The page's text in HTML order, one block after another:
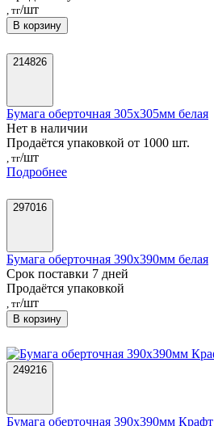
, тг/шт
В корзину
214826
Бумага оберточная 305х305мм белая
Нет в наличии
Продаётся упаковкой от 1000 шт.
, тг/шт
Подробнее
297016
Бумага оберточная 390х390мм белая
Срок поставки 7 дней
Продаётся упаковкой
, тг/шт
В корзину
249216
Бумага оберточная 390х390мм Крафт